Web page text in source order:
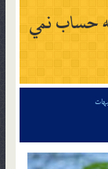
حساب نمي